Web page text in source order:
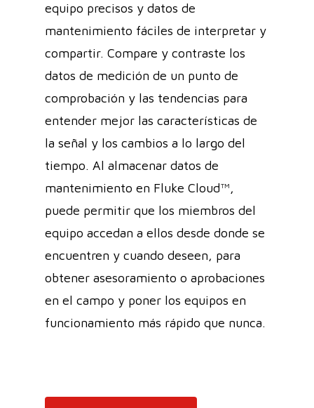
equipo precisos y datos de
mantenimiento fáciles de interpretar y
compartir. Compare y contraste los
datos de medición de un punto de
comprobación y las tendencias para
entender mejor las características de
la señal y los cambios a lo largo del
tiempo. Al almacenar datos de
mantenimiento en Fluke Cloud™,
puede permitir que los miembros del
equipo accedan a ellos desde donde se
encuentren y cuando deseen, para
obtener asesoramiento o aprobaciones
en el campo y poner los equipos en
funcionamiento más rápido que nunca.